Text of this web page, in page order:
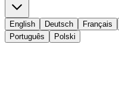
English Deutsch Français
Português
Polski